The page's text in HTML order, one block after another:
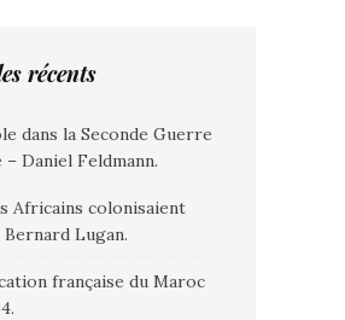
récents
dans la Seconde Guerre
– Daniel Feldmann.
Africains colonisaient
Bernard Lugan.
française du Maroc